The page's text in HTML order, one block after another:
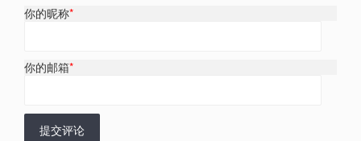
你的昵称*
你的邮箱*
提交评论